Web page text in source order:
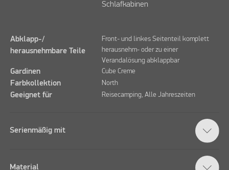
Schlafkabinen
Abklapp-/
herausnehmbare Teile
Front- und linkes Seitenteil komplett
herausnehm- oder zu einer
Verandalösung abklappbar
Gardinen Cube Creme
Farbkollektion North
Geeignet für Reisecamping, Alle Jahreszeiten
Serienmäßig mit
Material